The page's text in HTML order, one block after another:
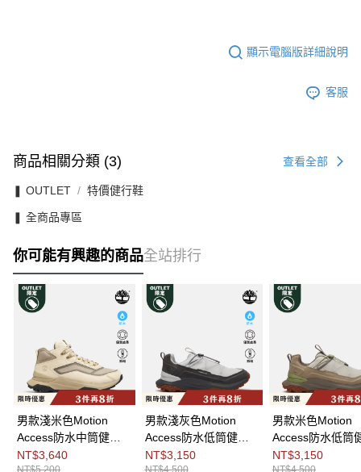
顯示電腦版詳細說明
客服
商品相關分類 (3) 查看全部
❚ OUTLET 特價健行鞋
❚ 全商品專區
你可能有興趣的商品全站排行
男款淺米色Motion
Access防水中筒健走
鞋|A6DX6EN8
NT$3,640
NT$5,200
男款淺灰色Motion
Access防水低筒健走
鞋|A6F4XEVJ
NT$3,150
NT$4,500
男款米色Motion
Access防水低筒
鞋|A6F4XEW2
NT$3,150
NT$4,500